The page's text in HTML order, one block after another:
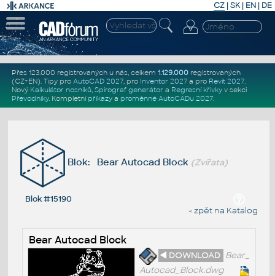
CZ | SK| EN | DE
Přes 123.000 registrovaných u nás, celkem 1.129.000registrovaných
(CZ+EN). Tipy pro AutoCAD 2027, pro Inventor 2027a pro Revit 2027.
Nový Kalkulátor nosníků, Spirograf generátor a Regresní křivkyv sekci
Převodníky. Kompletní příkazya proměnné AutoCADu 2027.
Blok: Bear Autocad Block (Zvířata)
Blok #15190
« zpět na Katalog
Bear Autocad Block
◄ DOWNLOAD Bear_
Autocad_Block.dwg